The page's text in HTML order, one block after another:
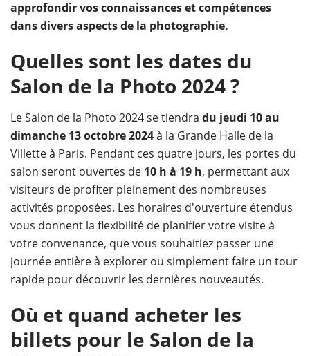
approfondir vos connaissances et compétences
dans divers aspects de la photographie.
Quelles sont les dates du
Salon de la Photo 2024 ?
Le Salon de la Photo 2024 se tiendra du jeudi 10 au
dimanche 13 octobre 2024à la Grande Halle de la
Villette à Paris. Pendant ces quatre jours, les portes du
salon seront ouvertes de 10 h à 19 h, permettant aux
visiteurs de profiter pleinement des nombreuses
activités proposées. Les horaires d'ouverture étendus
vous donnent la flexibilité de planifier votre visite à
votre convenance, que vous souhaitiez passer une
journée entière à explorer ou simplement faire un tour
rapide pour découvrir les dernières nouveautés.
Où et quand acheter les
billets pour le Salon de la